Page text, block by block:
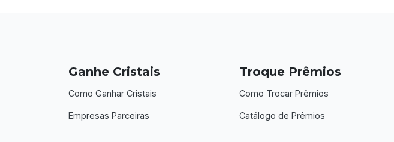
Ganhe Cristais
Como Ganhar Cristais
Empresas Parceiras
Troque Prêmios
Como Trocar Prêmios
Catálogo de Prêmios